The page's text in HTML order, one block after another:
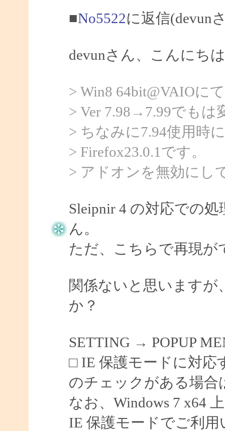
■No5522に返信(devun
devunさん、こんにち
> Win8 64bit@VAIOに
> Ver 7.98→7.99でも
> ちなみに7.94使用時
> Firefox23.0.1です。
> アドオンを無効にし
Sleipnir 4 の対応での
ん。
ただ、こちらで再現が
関係ないと思います
か？
SETTING → POPUP
□ IE 保護モードに対応
のチェックがある場
なお、Windows 7 x64
IE 保護モードでご利